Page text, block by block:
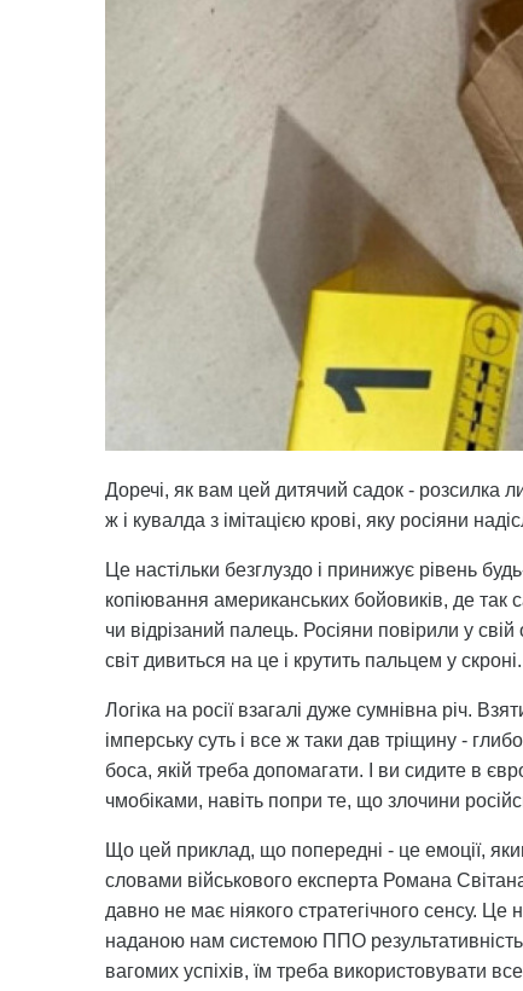
Доречі, як вам цей дитячий садок - розсилка
ж і кувалда з імітацією крові, яку росіяни
Це настільки безглуздо і принижує рівень
копіювання американських бойовиків, де так
чи відрізаний палець. Росіяни повірили у
світ дивиться на це і крутить пальцем у скроні.
Логіка на росії взагалі дуже сумнівна річ.
імперську суть і все ж таки дав тріщину -
боса, якій треба допомагати. І ви сидите в
чмобіками, навіть попри те, що злочини
Що цей приклад, що попередні - це емоції,
словами військового експерта Романа
давно не має ніякого стратегічного сенсу.
наданою нам системою ППО
вагомих успіхів, їм треба використовувати